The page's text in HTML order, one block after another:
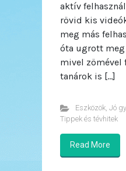
aktív
rövid kis
meg más
óta ugrott meg
mivel zömével
tanárok is […]
Eszközök, Jó
Tippek és tévhitek
Read More